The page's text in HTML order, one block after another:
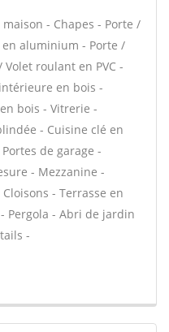
- Chapes - Porte /
aluminium - Porte /
roulant en PVC -
en bois -
bois - Vitrerie -
- Cuisine clé en
de garage -
- Mezzanine -
- Terrasse en
Pergola - Abri de jardin
-